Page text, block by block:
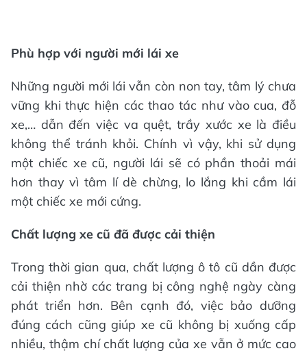
Phù hợp với người mới lái xe
Những người mới lái vẫn còn non tay, tâm lý chưa
vững khi thực hiện các thao tác như vào cua, đỗ
xe,… dẫn đến việc va quệt, trầy xước xe là điều
không thể tránh khỏi. Chính vì vậy, khi sử dụng
một chiếc xe cũ, người lái sẽ có phần thoải mái
hơn thay vì tâm lí dè chừng, lo lắng khi cầm lái
một chiếc xe mới cứng.
Chất lượng xe cũ đã được cải thiện
Trong thời gian qua, chất lượng ô tô cũ dần được
cải thiện nhờ các trang bị công nghệ ngày càng
phát triển hơn. Bên cạnh đó, việc bảo dưỡng
đúng cách cũng giúp xe cũ không bị xuống cấp
nhiều, thậm chí chất lượng của xe vẫn ở mức cao